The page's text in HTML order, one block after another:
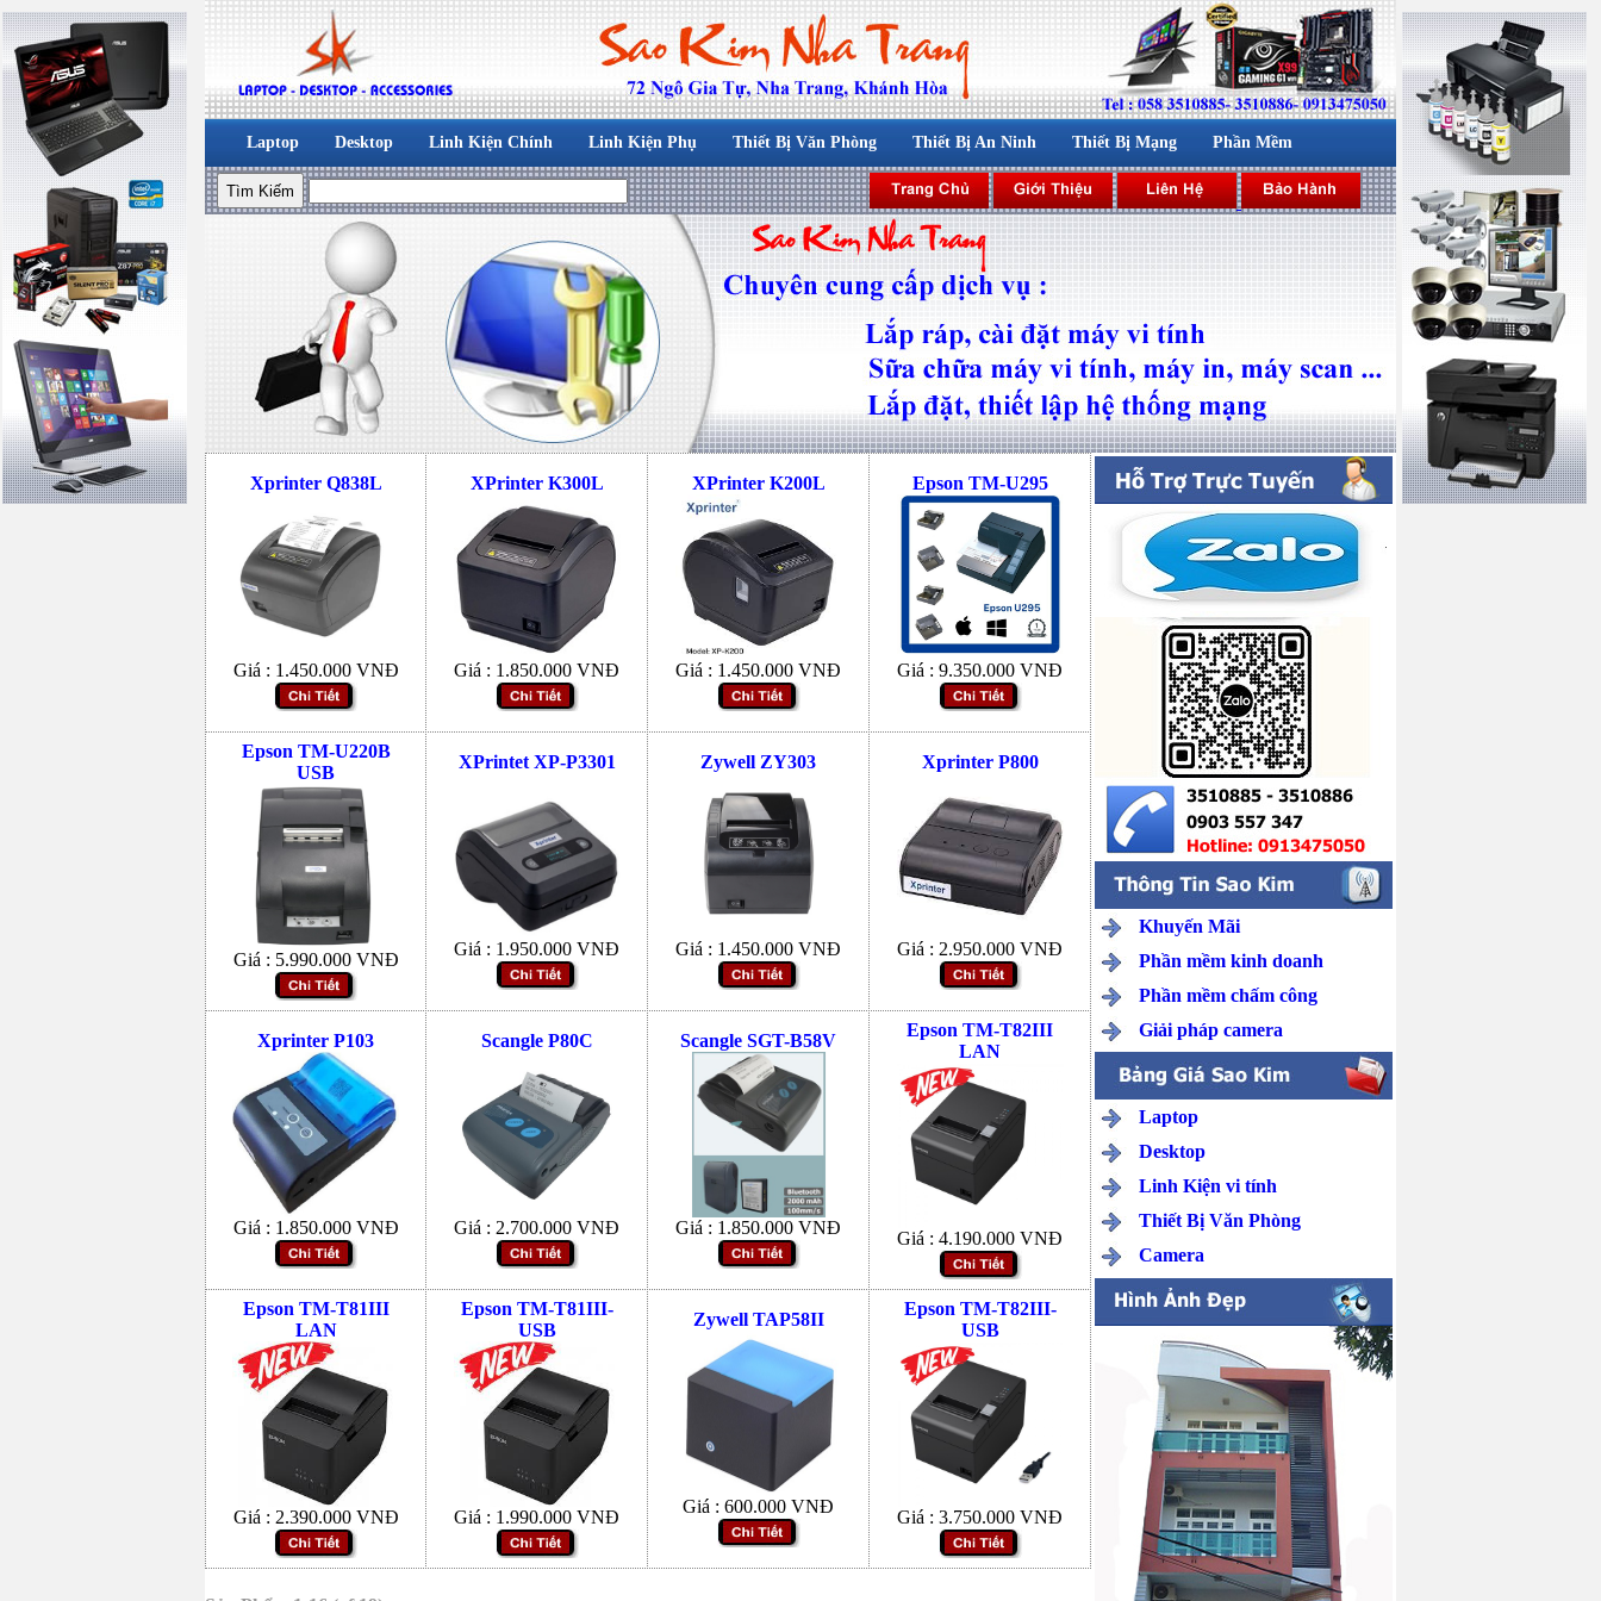
Laptop Desktop Linh Kiện Chính Linh Kiện Phụ Thiết Bị Văn Phòng Thiết Bị An Ninh Thiết Bị Mạng Phần Mềm
Xprinter Q838L
Giá : 1.450.000 VNĐ
XPrinter K300L
Giá : 1.850.000 VNĐ
XPrinter K200L
Giá : 1.450.000 VNĐ
Epson TM-U295
Giá : 9.350.000 VNĐ
Epson TM-U220B
USB
Giá : 5.990.000 VNĐ
XPrintet XP-P3301
Giá : 1.950.000 VNĐ
Zywell ZY303
Giá : 1.450.000 VNĐ
Xprinter P800
Giá : 2.950.000 VNĐ
Xprinter P103
Giá : 1.850.000 VNĐ
Scangle P80C
Giá : 2.700.000 VNĐ
Scangle SGT-B58V
Giá : 1.850.000 VNĐ
Epson TM-T82III
LAN
Giá : 4.190.000 VNĐ
Epson TM-T81III
LAN
Giá : 2.390.000 VNĐ
Epson TM-T81III-
USB
Giá : 1.990.000 VNĐ
Zywell TAP58II
Giá : 600.000 VNĐ
Epson TM-T82III-
USB
Giá : 3.750.000 VNĐ
Khuyến Mãi
Phần mềm kinh doanh
Phần mềm chấm công
Giải pháp camera
Laptop
Desktop
Linh Kiện vi tính
Thiết Bị Văn Phòng
Camera